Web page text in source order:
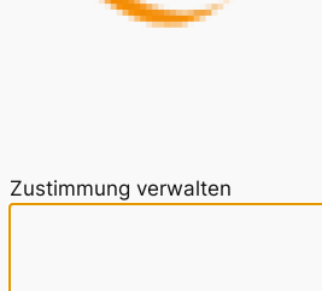
Zustimmung verwalten